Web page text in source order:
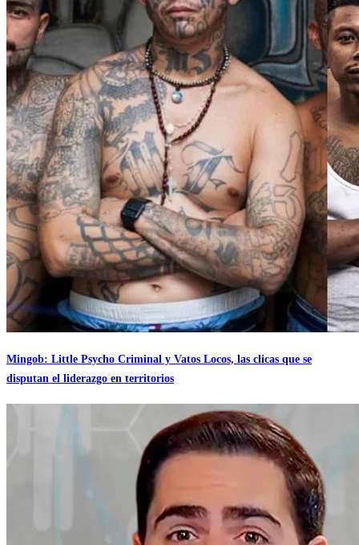
Mingob: Little Psycho Criminal y Vatos Locos, las clicas que se
disputan el liderazgo en territorios